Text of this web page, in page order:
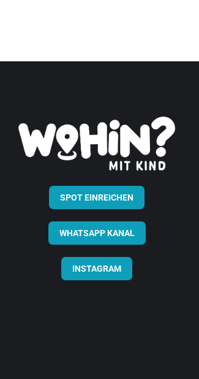
SPOT EINREICHEN
WHATSAPP KANAL
INSTAGRAM